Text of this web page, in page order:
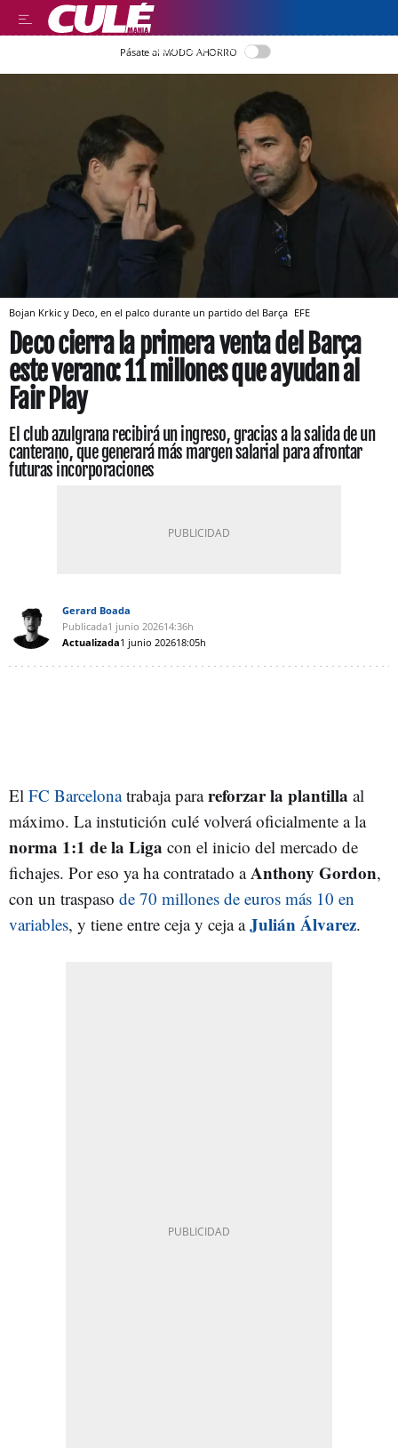
LLEGIR EN CATALÀ
Pásate al MODO AHORRO
Bojan Krkic y Deco, en el palco durante un partido del Barça EFE
Deco cierra la primera venta del Barça
este verano: 11 millones que ayudan al
Fair Play
El club azulgrana recibirá un ingreso, gracias a la salida de un
canterano, que generará más margen salarial para afrontar
futuras incorporaciones
Gerard Boada
Publicada1 junio 202614:36h
Actualizada1 junio 202618:05h
El FC Barcelonatrabaja parareforzar la plantilla al
máximo. La instutición culé volverá oficialmente a la
norma 1:1 de la Liga con el inicio del mercado de
fichajes. Por eso ya ha contratado aAnthony Gordon,
con un traspaso de 70 millones de euros más 10 en
variables, y tiene entre ceja y ceja aJulián Álvarez.